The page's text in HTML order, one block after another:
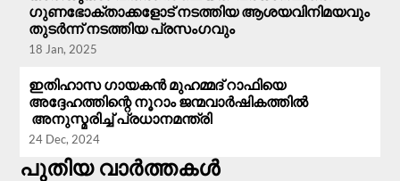
ഗുണഭോക്താക്കളോട് നടത്തിയ ആശയവിനിമയവും
തുടർന്ന് നടത്തിയ പ്രസം​ഗവും
18 Jan, 2025
ഇതിഹാസ ഗായകൻ മുഹമ്മദ് റാഫിയെ
അദ്ദേഹത്തിന്റെ നൂറാം ജന്മവാർഷികത്തിൽ
അനുസ്മരിച്ച് പ്രധാനമന്ത്രി
24 Dec, 2024
പുതിയ വാർത്തകൾ